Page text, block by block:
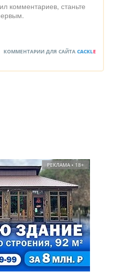
комментариев, станьте
КОММЕНТАРИИ ДЛЯ САЙТА CACKLE
РЕКЛАМА • 18+